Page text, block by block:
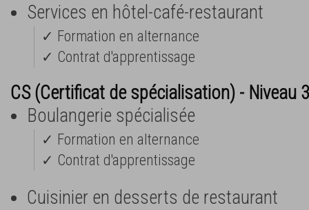
Services en hôtel-café-restaurant
✓ Formation en alternance
✓ Contrat d'apprentissage
CS (Certificat de spécialisation) - Niveau 3
Boulangerie spécialisée
✓ Formation en alternance
✓ Contrat d'apprentissage
Cuisinier en desserts de restaurant